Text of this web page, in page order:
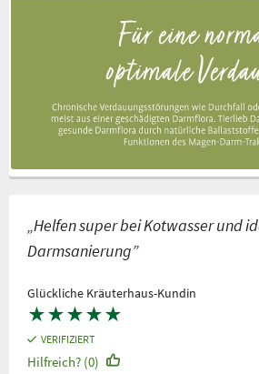
„Helfen super bei Kotwasser und
Darmsanierung”
Glückliche Kräuterhaus-Kundin
★★★★★
VERIFIZIERT
Hilfreich? (0)